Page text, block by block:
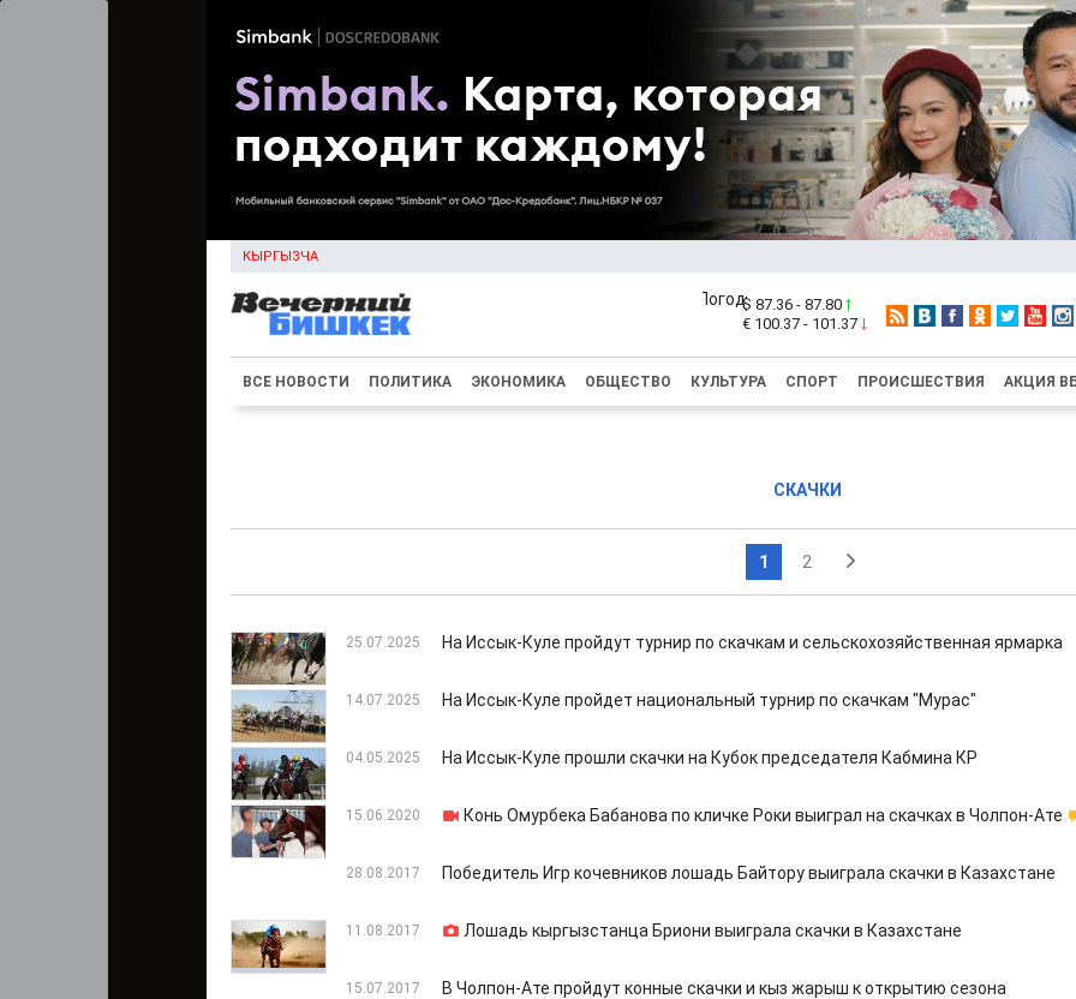
КЫРГЫЗЧА
$ 87.36 - 87.80
€ 100.37 - 101.37
ВСЕ НОВОСТИ ПОЛИТИКА ЭКОНОМИКА ОБЩЕСТВО КУЛЬТУРА СПОРТ ПРОИСШЕСТВИЯ АКЦИЯ
СКАЧКИ
1 2
25.07.2025 На Иссык-Куле пройдут турнир по скачкам и сельскохозяйственная ярмарка
14.07.2025 На Иссык-Куле пройдет национальный турнир по скачкам "Мурас"
04.05.2025 На Иссык-Куле прошли скачки на Кубок председателя Кабмина КР
15.06.2020 Конь Омурбека Бабанова по кличке Роки выиграл на скачках в Чолпон-Ате
28.08.2017 Победитель Игр кочевников лошадь Байтору выиграла скачки в Казахстане
11.08.2017 Лошадь кыргызстанца Бриони выиграла скачки в Казахстане
15.07.2017 В Чолпон-Ате пройдут конные скачки и кыз жарыш к открытию сезона